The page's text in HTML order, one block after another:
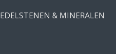
EDELSTENEN & MINERALEN